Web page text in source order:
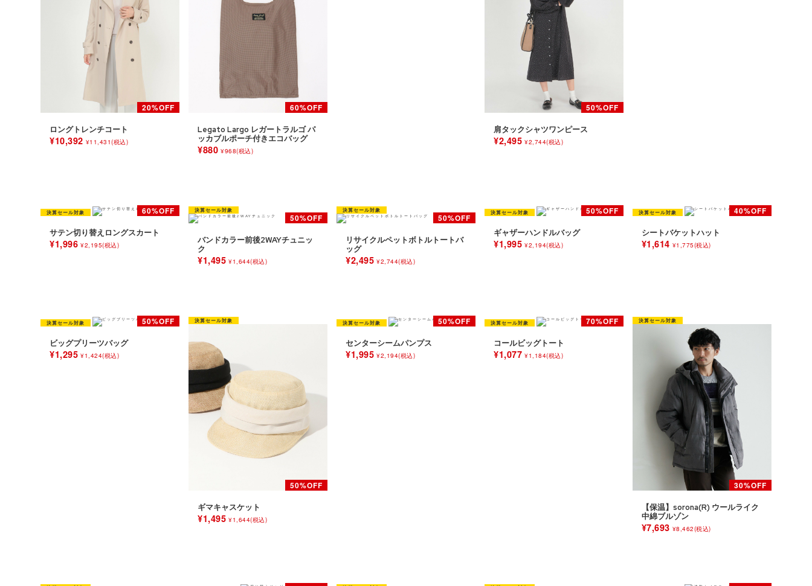
ロングトレンチコート
¥10,392 ¥11,431(税込)
Legato Largo レガートラルゴ パ
ッカブルポーチ付きエコバッグ
¥880 ¥968(税込)
肩タックシャツワンピース
¥2,495 ¥2,744(税込)
サテン切り替えロングスカート
¥1,996 ¥2,195(税込)
バンドカラー前後2WAYチュニッ
ク
¥1,495 ¥1,644(税込)
リサイクルペットボトルトートバ
ッグ
¥2,495 ¥2,744(税込)
ギャザーハンドルバッグ
¥1,995 ¥2,194(税込)
シートバケットハット
¥1,614 ¥1,775(税込)
ビッグプリーツバッグ
¥1,295 ¥1,424(税込)
ギマキャスケット
¥1,495 ¥1,644(税込)
センターシームパンプス
¥1,995 ¥2,194(税込)
コールビッグトート
¥1,077 ¥1,184(税込)
【保温】sorona(R) ウールライク
中綿ブルゾン
¥7,693 ¥8,462(税込)